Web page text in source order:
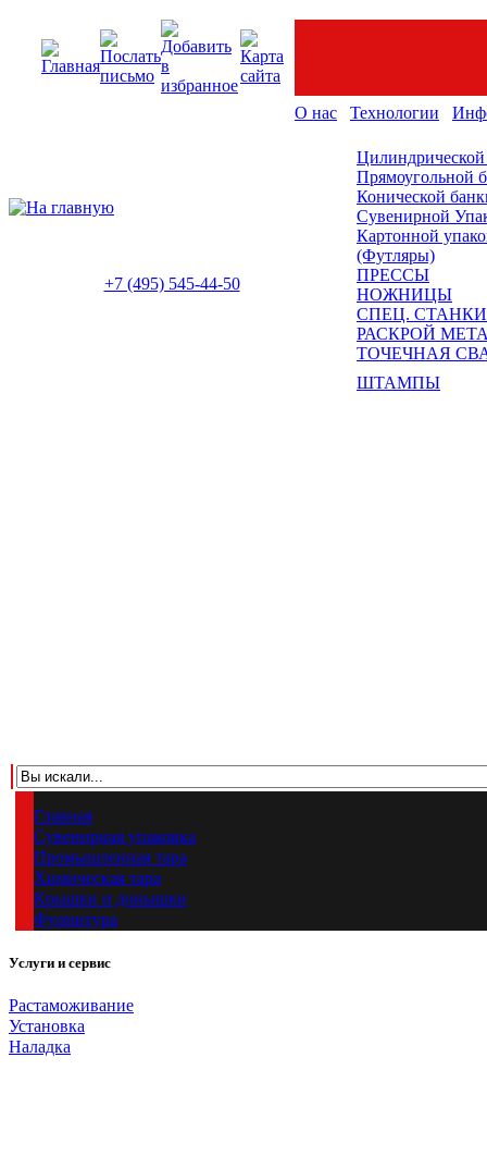
О нас Технологии
+7 (495) 545-44-50
Прямоугольной
Конической
Сувенирной
Картонной
(Футляры)
ПРЕССЫ
НОЖНИЦЫ
СПЕЦ. СТАНКИ
РАСКРОЙ
ТОЧЕЧНАЯ
ШТАМПЫ
Главная
Сувенирная упаковка
Промышленная тара
Химическая тара
Крышки и донышки
Фурнитура
Услуги и сервис
Растаможивание
Установка
Наладка